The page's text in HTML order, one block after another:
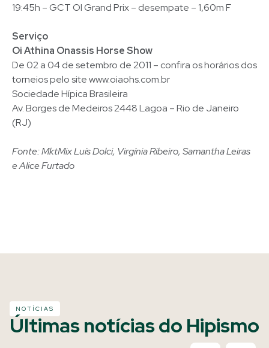
19:45h – GCT OI Grand Prix – desempate – 1,60m F
Serviço
Oi Athina Onassis Horse Show
De 02 a 04 de setembro de 2011 – confira os horários dos
torneios pelo site www.oiaohs.com.br
Sociedade Hípica Brasileira
Av. Borges de Medeiros 2448 Lagoa – Rio de Janeiro
(RJ)
Fonte: MktMix Luís Dolci, Virgínia Ribeiro, Samantha Leiras
e Alice Furtado
NOTÍCIAS
Últimas notícias do Hipismo